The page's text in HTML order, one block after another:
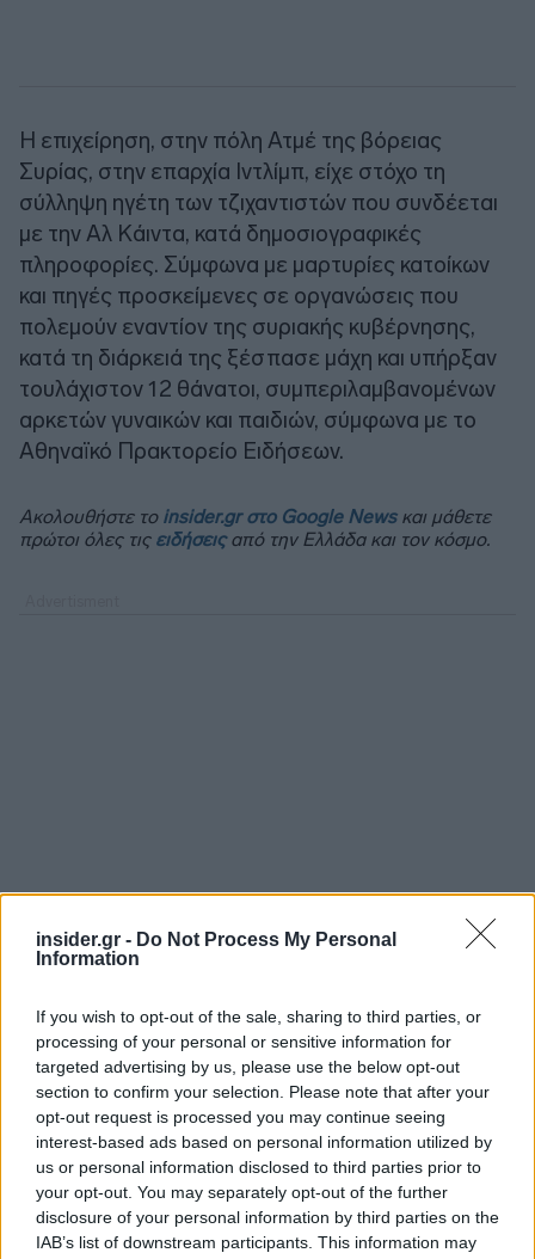
insider.gr - Do Not Process My Personal
Information
If you wish to opt-out of the sale, sharing to third parties, or
processing of your personal or sensitive information for
targeted advertising by us, please use the below opt-out
section to confirm your selection. Please note that after your
opt-out request is processed you may continue seeing
interest-based ads based on personal information utilized by
us or personal information disclosed to third parties prior to
your opt-out. You may separately opt-out of the further
disclosure of your personal information by third parties on the
IAB’s list of downstream participants. This information may
Η επιχείρηση, στην πόλη Ατμέ της βόρειας
Συρίας, στην επαρχία Ιντλίμπ, είχε στόχο τη
σύλληψη ηγέτη των τζιχαντιστών που συνδέεται
με την Αλ Κάιντα, κατά δημοσιογραφικές
πληροφορίες. Σύμφωνα με μαρτυρίες κατοίκων
και πηγές προσκείμενες σε οργανώσεις που
πολεμούν εναντίον της συριακής κυβέρνησης,
κατά τη διάρκειά της ξέσπασε μάχη και υπήρξαν
τουλάχιστον 12 θάνατοι, συμπεριλαμβανομένων
αρκετών γυναικών και παιδιών, σύμφωνα με το
Αθηναϊκό Πρακτορείο Ειδήσεων.
Ακολουθήστε το insider.gr στο Google Newsκαι μάθετε
πρώτοι όλες τις ειδήσειςαπό την Ελλάδα και τον κόσμο.
Διαβάζονται αυτή τη στιγμή
Πυρόπληκτοι: Ποιοι δικαιούνται έως 6.000 ευρώ,
επιδότηση ενοικίου και στεγαστική συνδρομή
Τρίτη χρονιά με διεθνές ρεκόρ εσόδων για τη
Ρεάλ Μαδρίτης - «Κλειδί» το γήπεδο
Πώς μπορείτε να βγείτε νωρίτερα στη σύνταξη
- Οι 3 κινήσεις που πρέπει να γίνουν εγκαίρως